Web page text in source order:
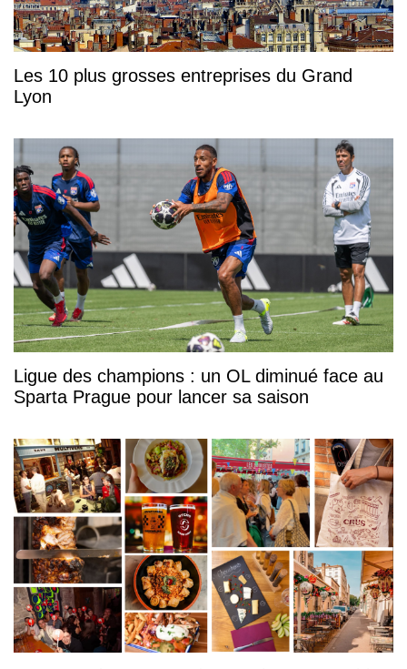
Les 10 plus grosses entreprises du Grand
Lyon
Ligue des champions : un OL diminué face au
Sparta Prague pour lancer sa saison